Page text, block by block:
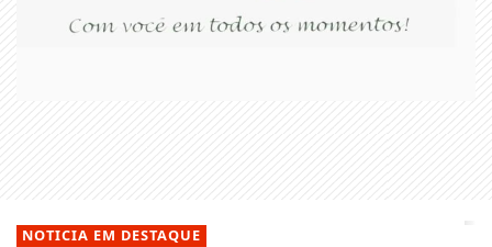
NOTICIA EM DESTAQUE